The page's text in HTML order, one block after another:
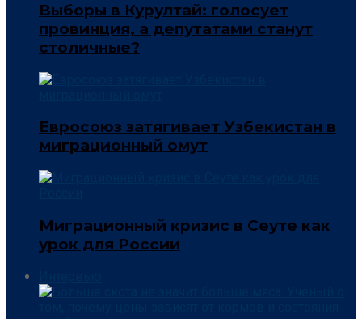
Выборы в Курултай: голосует
провинция, а депутатами станут
столичные?
Евросоюз затягивает Узбекистан в
миграционный омут
Миграционный кризис в Сеуте как
урок для России